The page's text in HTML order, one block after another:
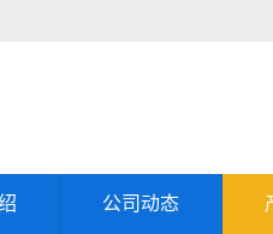
公司动态